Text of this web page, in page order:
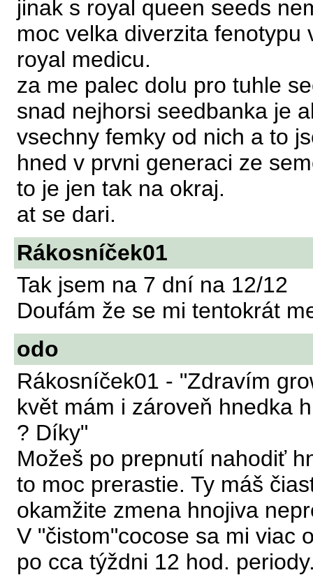
jinak s royal queen seeds
moc velka diverzita fenotypu
royal medicu.
za me palec dolu pro tuhle
snad nejhorsi seedbanka je
vsechny femky od nich a to
hned v prvni generaci ze
to je jen tak na okraj.
at se dari.
Rákosníček01
Tak jsem na 7 dní na 12/12
Doufám že se mi tentokrát
odo
Rákosníček01 - "Zdravím
květ mám i zároveň hnedka
? Díky"
Možeš po prepnutí nahodiť
to moc prerastie. Ty máš
okamžite zmena hnojiva
V "čistom"cocose sa mi viac
po cca týždni 12 hod.